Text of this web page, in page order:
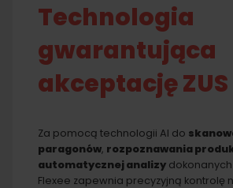
Technologia
gwarantująca
akceptację ZUS
Za pomocą technologii AI do
paragonów, rozpoznawania
automatycznej analizy
Flexee zapewnia precyzyjną kontrolę